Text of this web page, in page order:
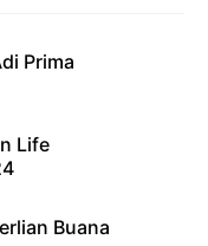
Prima
Life
Buana